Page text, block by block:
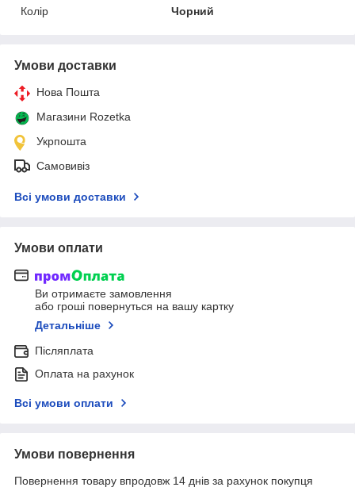
Колір
Чорний
Умови доставки
Нова Пошта
Магазини Rozetka
Укрпошта
Самовивіз
Всі умови доставки
Умови оплати
Ви отримаєте замовлення
або гроші повернуться на вашу картку
Детальніше
Післяплата
Оплата на рахунок
Всі умови оплати
Умови повернення
Повернення товару впродовж 14 днів за рахунок покупця